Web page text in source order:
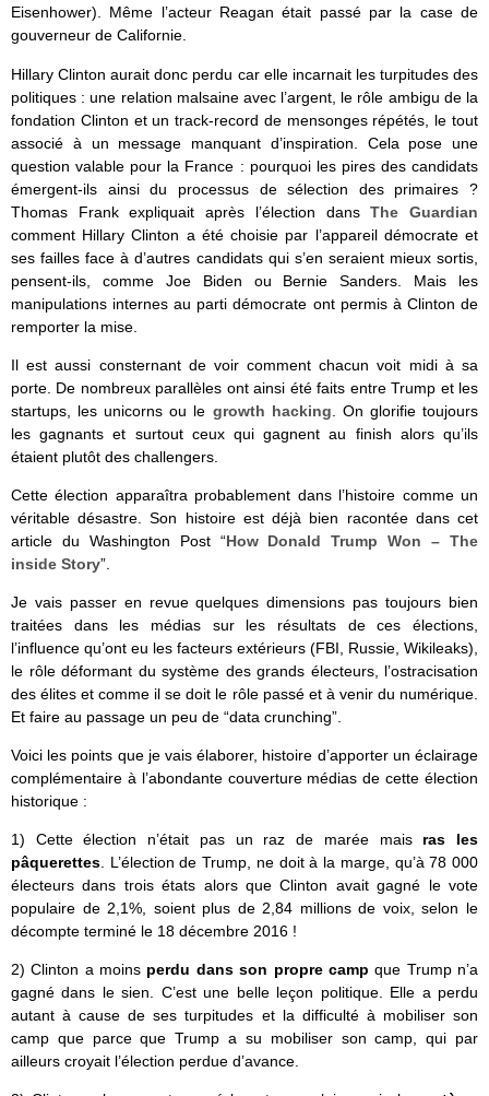
Eisenhower). Même l’acteur Reagan était passé par la case de
gouverneur de Californie.
Hillary Clinton aurait donc perdu car elle incarnait les turpitudes des
politiques : une relation malsaine avec l’argent, le rôle ambigu de la
fondation Clinton et un track-record de mensonges répétés, le tout
associé à un message manquant d’inspiration. Cela pose une
question valable pour la France : pourquoi les pires des candidats
émergent-ils ainsi du processus de sélection des primaires ?
Thomas Frank expliquait après l’élection dansThe Guardian
comment Hillary Clinton a été choisie par l’appareil démocrate et
ses failles face à d’autres candidats qui s’en seraient mieux sortis,
pensent-ils, comme Joe Biden ou Bernie Sanders. Mais les
manipulations internes au parti démocrate ont permis à Clinton de
remporter la mise.
Il est aussi consternant de voir comment chacun voit midi à sa
porte. De nombreux parallèles ont ainsi été faits entre Trump et les
startups, les unicorns ou le growth hacking . On glorifie toujours
les gagnants et surtout ceux qui gagnent au finish alors qu’ils
étaient plutôt des challengers.
Cette élection apparaîtra probablement dans l’histoire comme un
véritable désastre. Son histoire est déjà bien racontée dans cet
article du Washington Post “How Donald Trump Won – The
inside Story”.
Je vais passer en revue quelques dimensions pas toujours bien
traitées dans les médias sur les résultats de ces élections,
l’influence qu’ont eu les facteurs extérieurs (FBI, Russie, Wikileaks),
le rôle déformant du système des grands électeurs, l’ostracisation
des élites et comme il se doit le rôle passé et à venir du numérique.
Et faire au passage un peu de “data crunching”.
Voici les points que je vais élaborer, histoire d’apporter un éclairage
complémentaire à l’abondante couverture médias de cette élection
historique :
1) Cette élection n’était pas un raz de marée mais ras les
pâquerettes . L’élection de Trump, ne doit à la marge, qu’à 78 000
électeurs dans trois états alors que Clinton avait gagné le vote
populaire de 2,1%, soient plus de 2,84 millions de voix, selon le
décompte terminé le 18 décembre 2016 !
2) Clinton a moins perdu dans son propre campque Trump n’a
gagné dans le sien. C’est une belle leçon politique. Elle a perdu
autant à cause de ses turpitudes et la difficulté à mobiliser son
camp que parce que Trump a su mobiliser son camp, qui par
ailleurs croyait l’élection perdue d’avance.